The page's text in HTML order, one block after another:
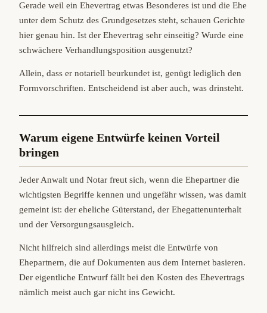
Gerade weil ein Ehevertrag etwas Besonderes ist und die Ehe
unter dem Schutz des Grundgesetzes steht, schauen Gerichte
hier genau hin. Ist der Ehevertrag sehr einseitig? Wurde eine
schwächere Verhandlungsposition ausgenutzt?
Allein, dass er notariell beurkundet ist, genügt lediglich den
Formvorschriften. Entscheidend ist aber auch, was drinsteht.
Warum eigene Entwürfe keinen Vorteil
bringen
Jeder Anwalt und Notar freut sich, wenn die Ehepartner die
wichtigsten Begriffe kennen und ungefähr wissen, was damit
gemeint ist: der eheliche Güterstand, der Ehegattenunterhalt
und der Versorgungsausgleich.
Nicht hilfreich sind allerdings meist die Entwürfe von
Ehepartnern, die auf Dokumenten aus dem Internet basieren.
Der eigentliche Entwurf fällt bei den Kosten des Ehevertrags
nämlich meist auch gar nicht ins Gewicht.